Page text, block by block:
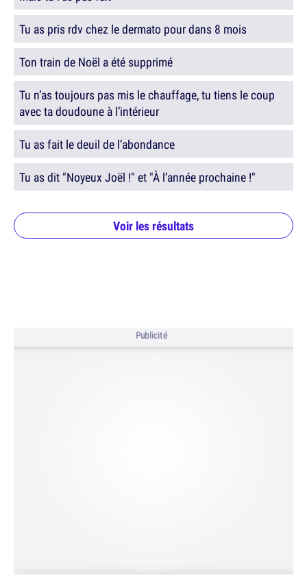
Tu as pris rdv chez le dermato pour dans 8 mois
Ton train de Noël a été supprimé
Tu n’as toujours pas mis le chauffage, tu tiens le coup
avec ta doudoune à l’intérieur
Tu as fait le deuil de l’abondance
Tu as dit "Noyeux Joël !" et "À l’année prochaine !"
Voir les résultats
Publicité